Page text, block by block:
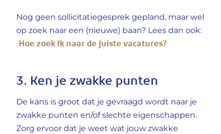
Nog geen sollicitatiegesprek gepland, maar wel
op zoek naar een (nieuwe) baan? Lees dan ook:
Hoe zoek ik naar de juiste vacatures?
3. Ken je zwakke punten
De kans is groot dat je gevraagd wordt naar je
zwakke punten en/of slechte eigenschappen.
Zorg ervoor dat je weet wat jouw zwakke